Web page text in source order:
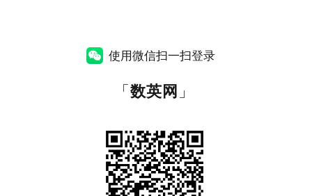
使用微信扫一扫登录
「数英网 」